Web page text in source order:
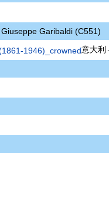
Garibaldi (C551)
意大